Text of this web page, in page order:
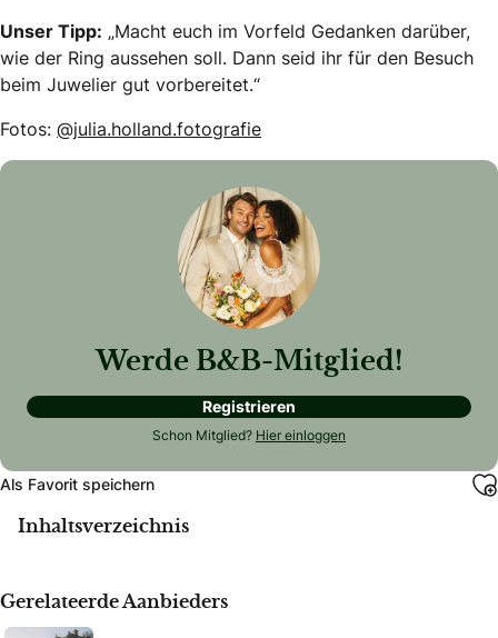
Unser Tipp: „Macht euch im Vorfeld Gedanken darüber,
wie der Ring aussehen soll. Dann seid ihr für den Besuch
beim Juwelier gut vorbereitet.“
Fotos: @julia.holland.fotografie
Werde B&B-Mitglied!
Registrieren
Schon Mitglied? Hier einloggen
Als Favorit speichern
Inhaltsverzeichnis
Gerelateerde Aanbieders